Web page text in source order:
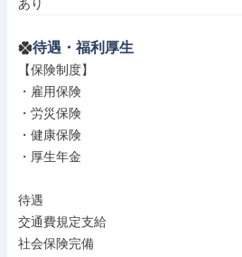
あり
待遇・福利厚生
【保険制度】
・雇用保険
・労災保険
・健康保険
・厚生年金
待遇
交通費規定支給
社会保険完備